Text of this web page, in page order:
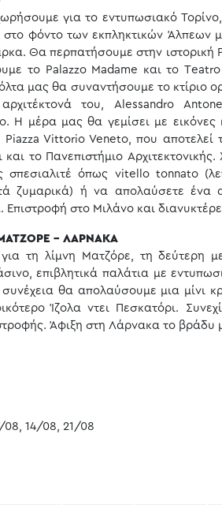
για το εντυπωσιακό
στο φόντο των εκπληκτικών Άλπεων
Θα περπατήσουμε στην ιστορική
το Palazzo Madame και τo
μας θα συναντήσουμε το
του, Alessandro
H μέρα μας θα γεμίσει με
Vittorio Veneto, που αποτελεί
το Πανεπιστήμιο
σπεσιαλιτέ όπως vitello tonnato
ζυμαρικά) ή να απολαύσετε ένα
Επιστροφή στο Μιλάνο και
- ΛΑΡΝΑΚΑ
τη λίμνη Ματζόρε, τη δεύτερη
επιβλητικά παλάτια με
θα απολαύσουμε μια μίνι
Ίζολα ντει Πεσκατόρι.
Άφιξη στη Λάρνακα το βράδυ
08, 14/08, 21/08